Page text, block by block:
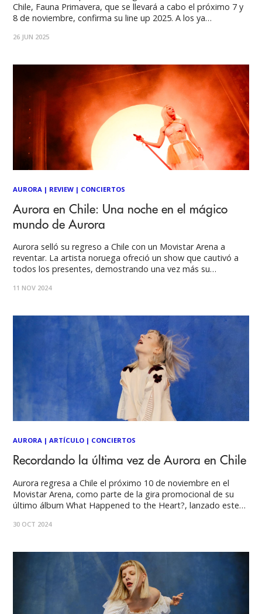
Chile, Fauna Primavera, que se llevará a cabo el próximo 7 y
8 de noviembre, confirma su line up 2025. A los ya
música internacional como Weezer, Massive Attack,
26 JUN 2025
AURORA | REVIEW | CONCIERTOS
Aurora en Chile: Una noche en el mágico
mundo de Aurora
Aurora selló su regreso a Chile con un Movistar Arena a
reventar. La artista noruega ofreció un show que cautivó a
todos los presentes, demostrando una vez más su
deslumbrante, una experiencia única que dejó claro por qué
11 NOV 2024
AURORA |ARTÍCULO | CONCIERTOS
Recordando la última vez de Aurora en Chile
Aurora regresa a Chile el próximo 10 de noviembre en el
Movistar Arena, como parte de la gira promocional de su
último álbum What Happened to the Heart?, lanzado este
última vez en la segunda jornada de Lollapalooza Chile 2023,
30 OCT 2024